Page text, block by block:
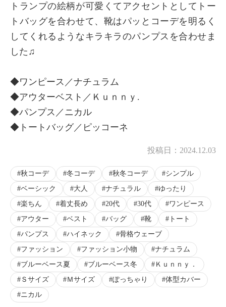
トランプの絵柄が可愛くてアクセントとしてトー
トバッグを合わせて、靴はパッとコーデを明るく
してくれるようなキラキラのパンプスを合わせま
した♫
◆ワンピース／ナチュラム
◆アウターベスト／Ｋｕｎｎｙ.
◆パンプス／ニカル
◆トートバッグ／ピッコーネ
投稿日： 2024.12.03
秋コーデ 冬コーデ 秋冬コーデ
シンプル
ベーシック
大人 ナチュラル
ゆったり
楽ちん
着丈長め 20代 30代
ワンピース
アウター
ベスト バッグ 靴
トート
パンプス
ハイネック
骨格ウェーブ
ファッション
ファッション小物
ナチュラム
ブルーベース夏
ブルーベース冬
Ｋｕｎｎｙ．
Ｓサイズ
Ｍサイズ ぽっちゃり
体型カバー
ニカル